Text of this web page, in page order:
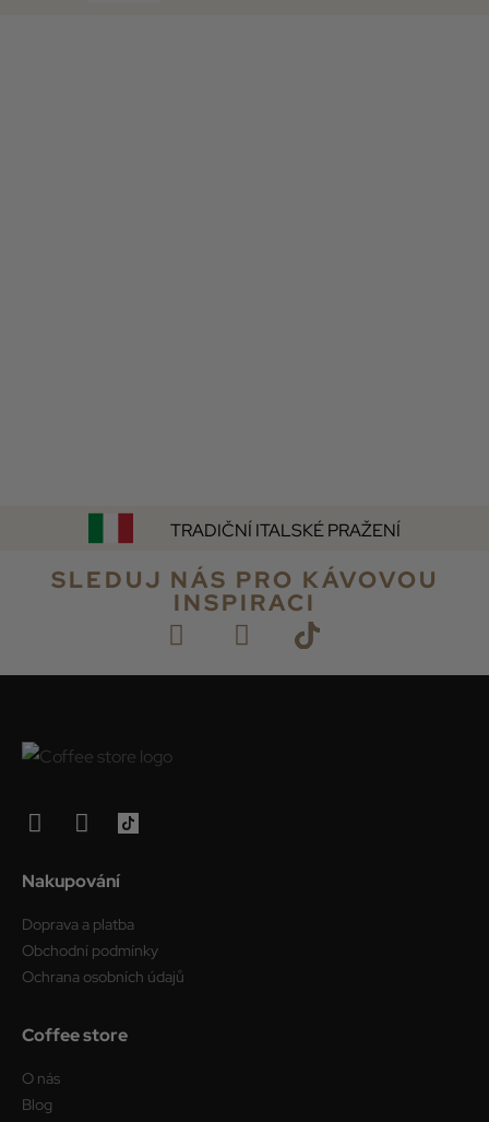
TRADIČNÍ ITALSKÉ PRAŽENÍ
SLEDUJ NÁS PRO KÁVOVOU
INSPIRACI
Nakupování
Doprava a platba
Obchodní podmínky
Ochrana osobních údajů
Coffee store
O nás
Blog